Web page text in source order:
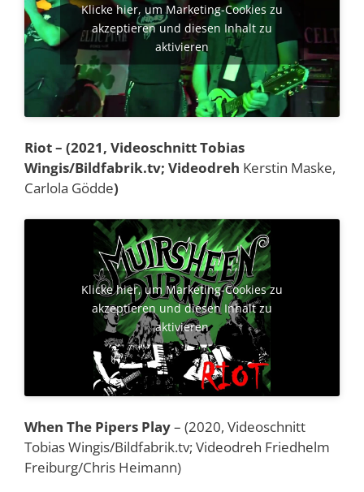
Klicke hier, um Marketing-Cookies zu
akzeptieren und diesen Inhalt zu
aktivieren
Riot – (2021, Videoschnitt Tobias
Wingis/Bildfabrik.tv; Videodreh Kerstin Maske,
Carlola Gödde)
Klicke hier, um Marketing-Cookies zu
akzeptieren und diesen Inhalt zu
aktivieren
When The Pipers Play– (2020, Videoschnitt
Tobias Wingis/Bildfabrik.tv; Videodreh Friedhelm
Freiburg/Chris Heimann)